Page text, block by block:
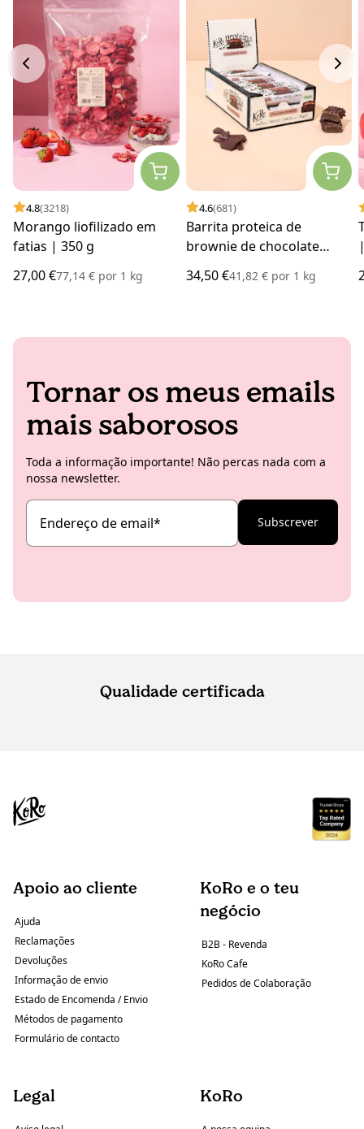
4.8(3218)
Morango liofilizado em
fatias | 350 g
27,00 €77,14 € por 1 kg
4.6(681)
Barrita proteica de
brownie de chocolate
34,50 €41,82 € por1 kg
Tornar os meus emails
mais saborosos
Toda a informação importante! Não percas nada com a
nossa newsletter.
Endereço de email* Subscrever
Qualidade certificada
Apoio ao cliente
Ajuda
Reclamações
Devoluções
Informação de envio
Estado de Encomenda / Envio
Métodos de pagamento
Formulário de contacto
KoRo e o teu
negócio
B2B - Revenda
KoRo Cafe
Pedidos de Colaboração
Legal KoRo